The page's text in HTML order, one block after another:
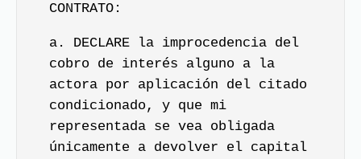
CONTRATO:
a. DECLARE la improcedencia del
cobro de interés alguno a la
actora por aplicación del citado
condicionado, y que mi
representada se vea obligada
únicamente a devolver el capital